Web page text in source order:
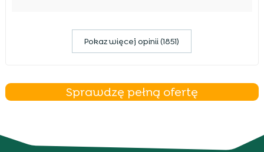
Pokaz więcej opinii (1851)
Sprawdzę pełną ofertę